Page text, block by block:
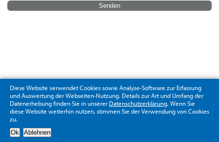
Diese Website verwendet Cookies sowie Analyse-Software zur Erfassung
und Auswertung der Webseiten-Nutzung. Details zur Art und Umfang der
Datenerhebung finden Sie in unserer Datenschutzerklärung. Wenn Sie
diese Website weiterhin nutzen, stimmen Sie der Verwendung von Cookies
zu.